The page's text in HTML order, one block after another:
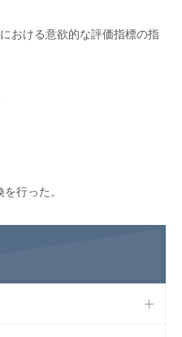
おける意欲的な評価指標の指
行った。